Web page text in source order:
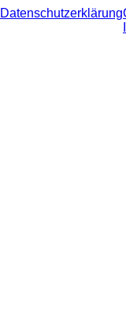
Datenschutzerklärung